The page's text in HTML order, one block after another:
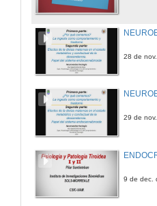
28 de
29 de
9 de dec.